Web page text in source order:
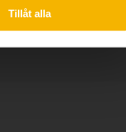
Tillåt alla
värdering av fordonet är på gång